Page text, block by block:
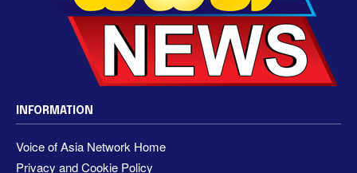
INFORMATION
Voice of Asia Network Home
Privacy and Cookie Policy